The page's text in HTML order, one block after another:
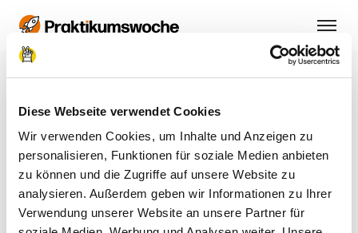
Diese Webseite verwendet Cookies
Wir verwenden Cookies, um Inhalte und Anzeigen zu
personalisieren, Funktionen für soziale Medien anbieten
zu können und die Zugriffe auf unsere Website zu
analysieren. Außerdem geben wir Informationen zu Ihrer
Verwendung unserer Website an unsere Partner für
Vorname